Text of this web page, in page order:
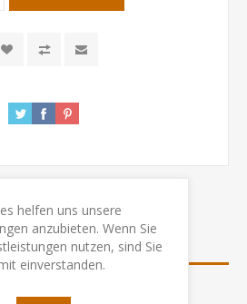
ÜBERSICHT
helfen uns unsere
anzubieten. Wenn Sie
nutzen, sind Sie
einverstanden.